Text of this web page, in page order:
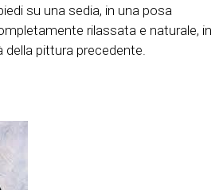
su una sedia, in una posa
rilassata e naturale, in
pittura precedente.